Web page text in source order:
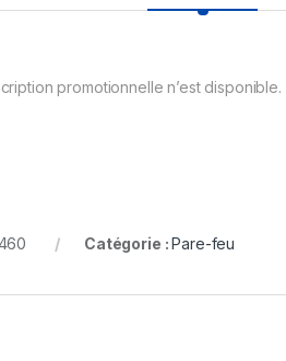
promotionnelle n’est disponible.
Catégorie :Pare-feu